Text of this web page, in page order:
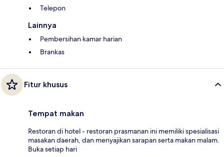
Telepon
Lainnya
Pembersihan kamar harian
Brankas
Fitur khusus
Tempat makan
Restoran di hotel - restoran prasmanan ini memiliki spesialisasi
masakan daerah, dan menyajikan sarapan serta makan malam.
Buka setiap hari